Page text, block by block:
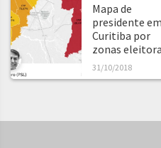
Mapa de
presidente em
Curitiba por
zonas
31/10/2018